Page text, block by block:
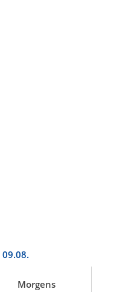
09.08.
Morgens